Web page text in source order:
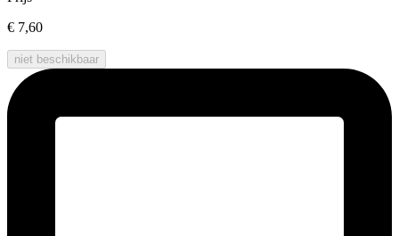
€ 7,60
niet beschikbaar